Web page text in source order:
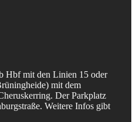
Hbf mit den Linien 15 oder
mit dem
Der Parkplatz
Weitere Infos gibt